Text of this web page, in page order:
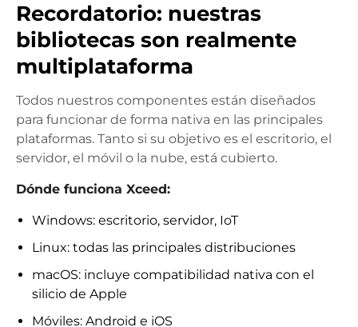
Recordatorio: nuestras
bibliotecas son realmente
multiplataforma
Todos nuestros componentes están diseñados
para funcionar de forma nativa en las principales
plataformas. Tanto si su objetivo es el escritorio, el
servidor, el móvil o la nube, está cubierto.
Dónde funciona Xceed:
Windows: escritorio, servidor, IoT
Linux: todas las principales distribuciones
macOS: incluye compatibilidad nativa con el
silicio de Apple
Móviles: Android e iOS